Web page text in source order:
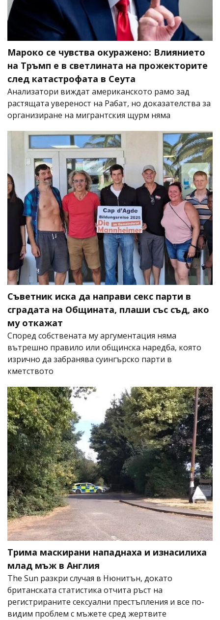
Мароко се чувства окуражено: Влиянието
на Тръмп е в светлината на прожекторите
след катастрофата в Сеута
Анализатори виждат американското рамо зад
растящата увереност на Рабат, но доказателства за
организиране на мигрантския щурм няма
Съветник иска да направи секс парти в
сградата на Общината, плаши със съд, ако
му откажат
Според собствената му аргументация няма
вътрешно правило или общинска наредба, която
изрично да забранява суингърско парти в
кметството
Трима маскирани нападнаха и изнасилиха
млад мъж в Англия
The Sun разкри случая в Нюнитън, докато
британската статистика отчита ръст на
регистрираните сексуални престъпления и все по-
видим проблем с мъжете сред жертвите